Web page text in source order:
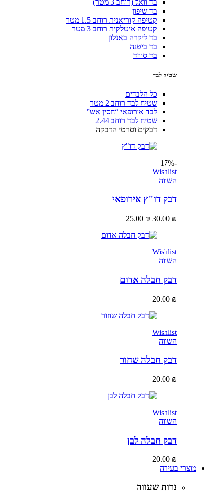
בד וואל (רוחב 3 מטר)
בד שיפון
קטיפה קוריאנית רוחב 1.5 מטר
קטיפה איטלקית רוחב 3 מטר
בד ליקרה באנלון
בד ביטנה
בד סוויד
שטיח לבד
כל הלבדים
שטיח לבד רוחב 2 מטר
לבד אירופאי “חסין אש”
שטיח לבד רוחב 2.44
דבקים וסרטי הדבקה
Wishlist
דבק דו"ץ אירופאי
30.00
25.00₪
Wishlist
דבק חבלה אדום
20.00
Wishlist
דבק חבלה שחור
20.00
Wishlist
דבק חבלה לבן
20.00
מוצרי בעירה
נרות שעווה